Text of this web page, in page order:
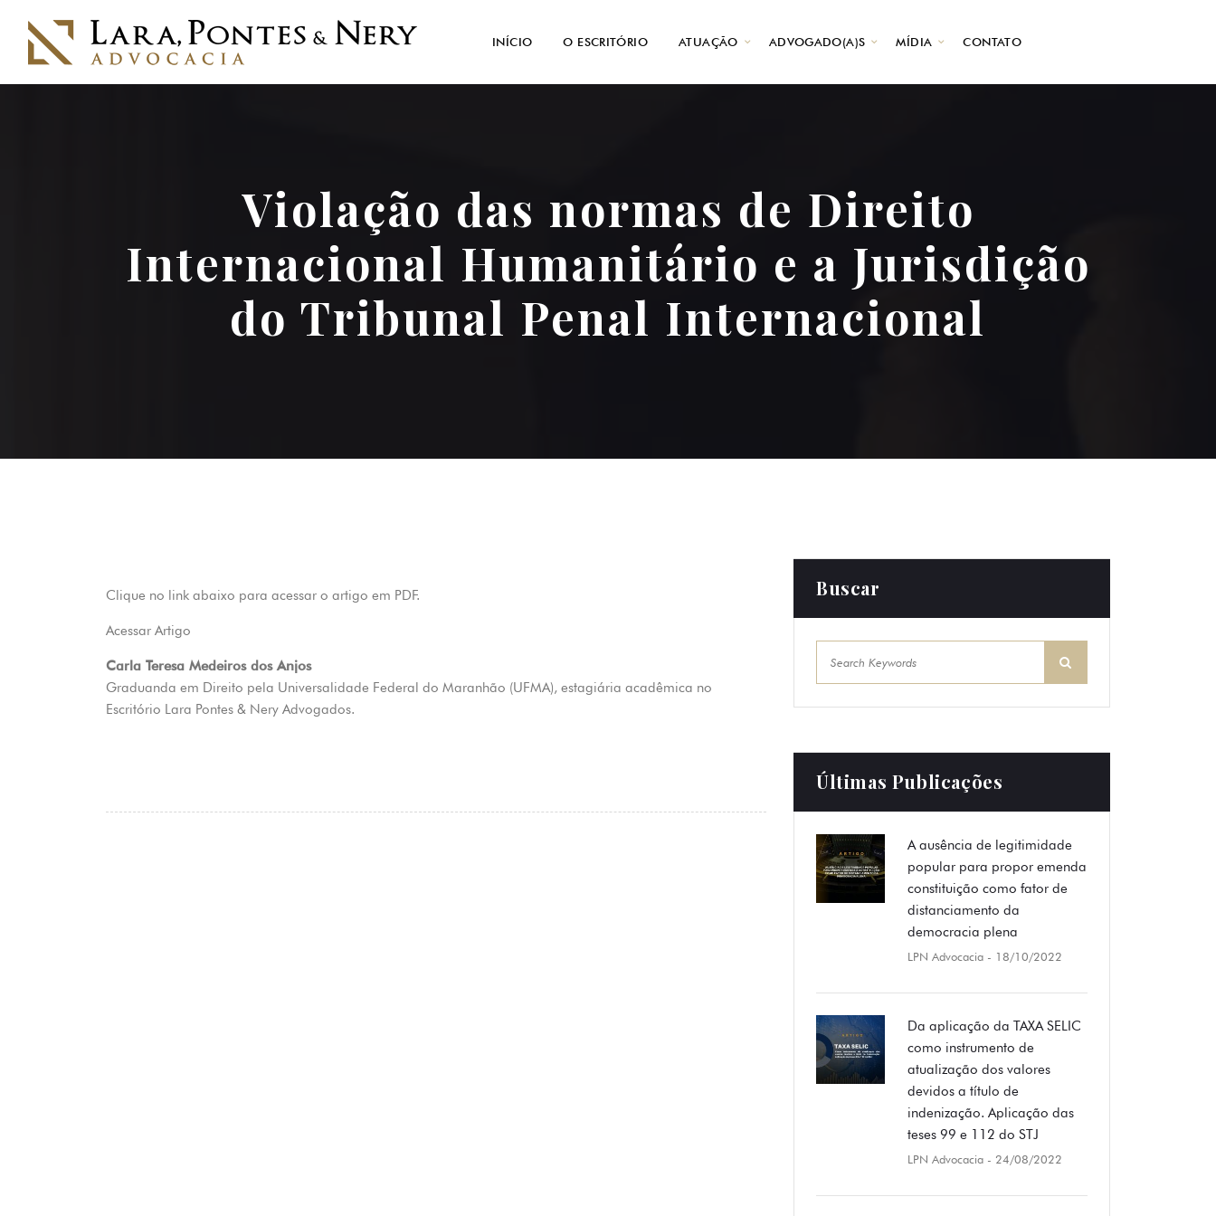
INÍCIO O ESCRITÓRIO ATUAÇÃO ADVOGADO(A)S MÍDIA CONTATO
Violação das normas de Direito
Internacional Humanitário e a Jurisdição
do Tribunal Penal Internacional
Clique no link abaixo para acessar o artigo em PDF.
Acessar Artigo
Carla Teresa Medeiros dos Anjos
Graduanda em Direito pela Universalidade Federal do Maranhão (UFMA), estagiária acadêmica no
Escritório Lara Pontes & Nery Advogados.
Buscar
Últimas Publicações
A ausência de legitimidade
popular para propor emenda
constituição como fator de
distanciamento da
democracia plena
LPN Advocacia - 18/10/2022
Da aplicação da TAXA SELIC
como instrumento de
atualização dos valores
devidos a título de
indenização. Aplicação das
teses 99 e 112 do STJ
LPN Advocacia - 24/08/2022